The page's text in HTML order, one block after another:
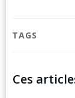
TAGS
Ces